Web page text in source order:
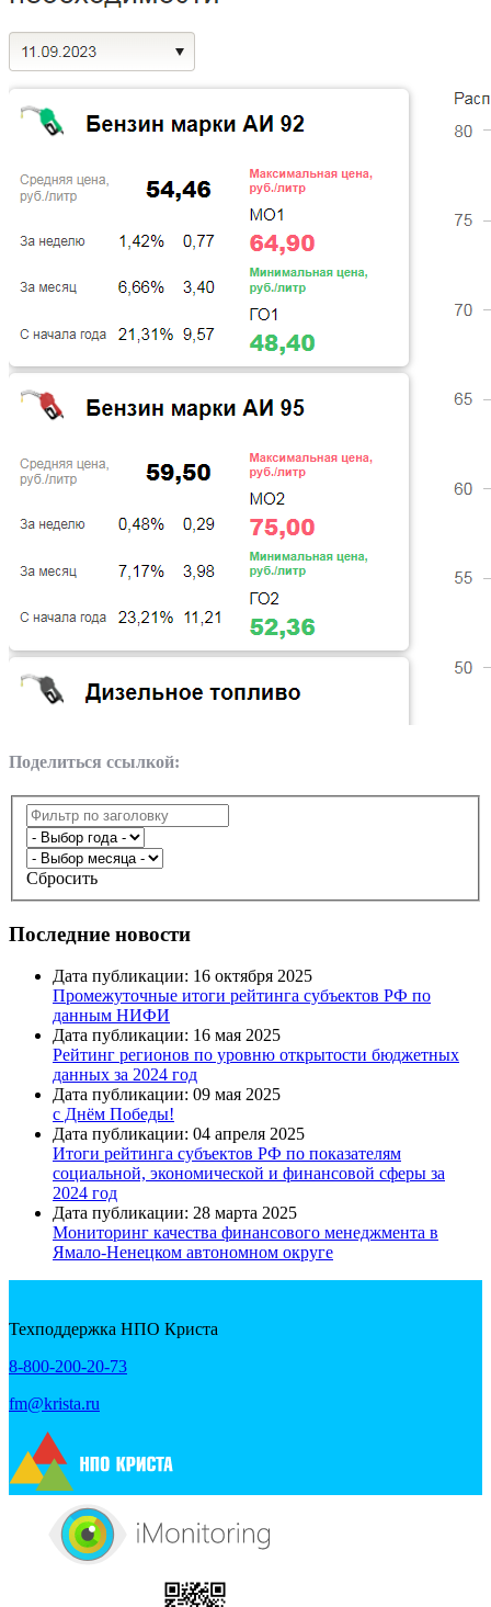
Поделиться ссылкой:
Сбросить
Последние новости
Дата публикации: 16 октября 2025
Промежуточные итоги рейтинга субъектов РФ по
данным НИФИ
Дата публикации: 16 мая 2025
Рейтинг регионов по уровню открытости бюджетных
данных за 2024 год
Дата публикации: 09 мая 2025
с Днём Победы!
Дата публикации: 04 апреля 2025
Итоги рейтинга субъектов РФ по показателям
социальной, экономической и финансовой сферы за
2024 год
Дата публикации: 28 марта 2025
Мониторинг качества финансового менеджмента в
Ямало-Ненецком автономном округе
Техподдержка НПО Криста
8-800-200-20-73
fm@krista.ru